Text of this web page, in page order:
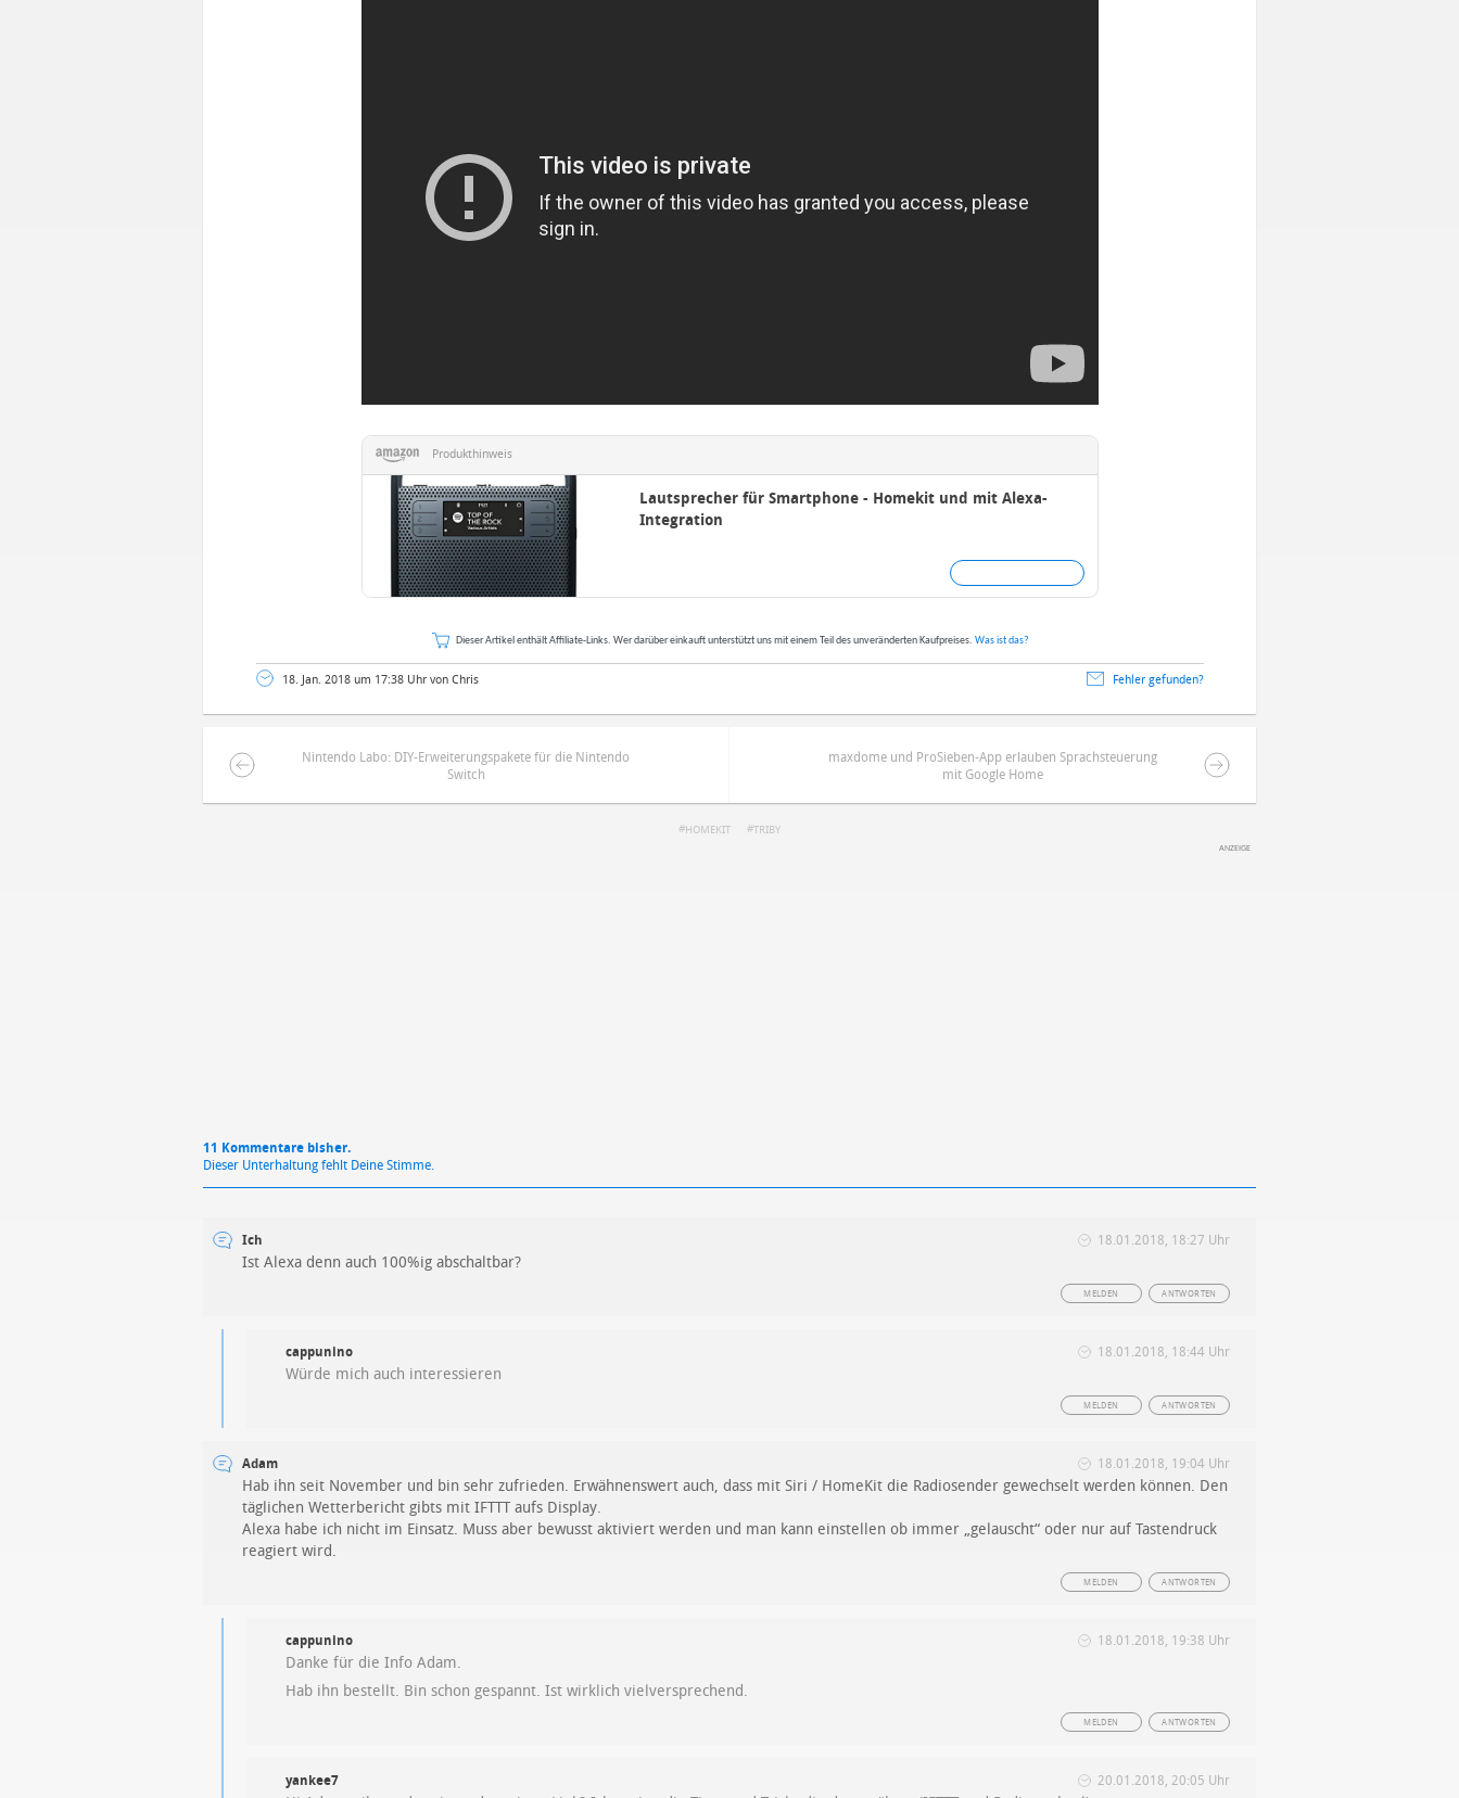
Produkthinweis
Lautsprecher für Smartphone - Homekit und mit Alexa-
Integration
Dieser Artikel enthält Affiliate-Links. Wer darüber einkauft unterstützt uns mit einem Teil des unveränderten Kaufpreises. Was ist das?
18. Jan. 2018 um 17:38 Uhr von Chris Fehler gefunden?
Nintendo Labo: DIY-Erweiterungspakete für die Nintendo
Switch
maxdome und ProSieben-App erlauben Sprachsteuerung
mit Google Home
HOMEKIT TRIBY
11 Kommentare bisher.
Dieser Unterhaltung fehlt Deine Stimme.
Ich 18.01.2018, 18:27 Uhr
Ist Alexa denn auch 100%ig abschaltbar?
ANTWORTEN
MELDEN
cappunino 18.01.2018, 18:44 Uhr
Würde mich auch interessieren
ANTWORTEN
MELDEN
Adam 18.01.2018, 19:04 Uhr
Hab ihn seit November und bin sehr zufrieden. Erwähnenswert auch, dass mit Siri / HomeKit die Radiosender gewechselt werden können. Den
täglichen Wetterbericht gibts mit IFTTT aufs Display.
Alexa habe ich nicht im Einsatz. Muss aber bewusst aktiviert werden und man kann einstellen ob immer „gelauscht“ oder nur auf Tastendruck
reagiert wird.
ANTWORTEN
MELDEN
cappunino 18.01.2018, 19:38 Uhr
Danke für die Info Adam.
Hab ihn bestellt. Bin schon gespannt. Ist wirklich vielversprechend.
ANTWORTEN
MELDEN
yankee7 20.01.2018, 20:05 Uhr